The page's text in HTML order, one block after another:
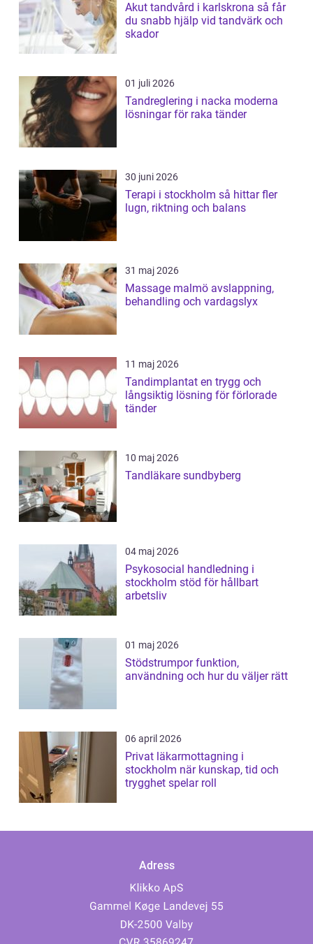
Akut tandvård i karlskrona så får
du snabb hjälp vid tandvärk och
skador
01 juli 2026
Tandreglering i nacka moderna
lösningar för raka tänder
30 juni 2026
Terapi i stockholm så hittar fler
lugn, riktning och balans
31 maj 2026
Massage malmö avslappning,
behandling och vardagslyx
11 maj 2026
Tandimplantat en trygg och
långsiktig lösning för förlorade
tänder
10 maj 2026
Tandläkare sundbyberg
04 maj 2026
Psykosocial handledning i
stockholm stöd för hållbart
arbetsliv
01 maj 2026
Stödstrumpor funktion,
användning och hur du väljer rätt
06 april 2026
Privat läkarmottagning i
stockholm när kunskap, tid och
trygghet spelar roll
Adress